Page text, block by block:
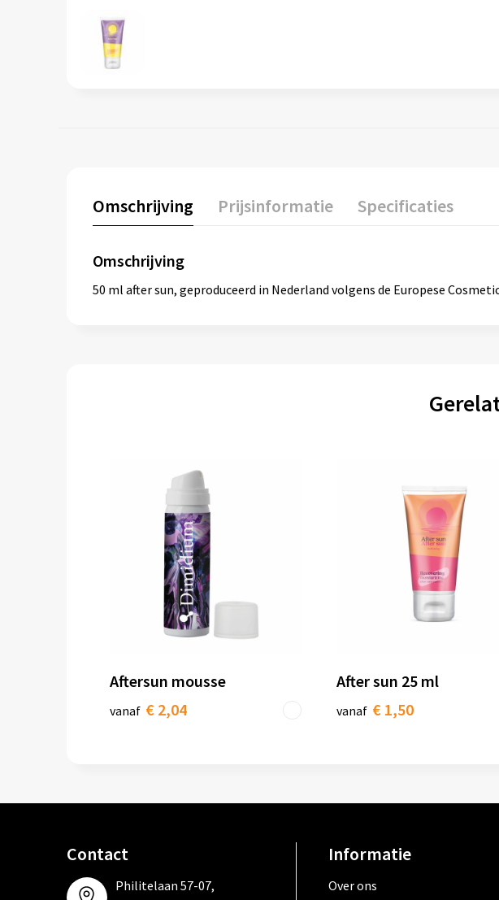
Omschrijving Prijsinformatie Specificaties
Omschrijving
50 ml after sun, geproduceerd in Nederland volgens de Europese
Aftersun mousse
vanaf € 2,04
After sun 25 ml
vanaf € 1,50
Contact
Philitelaan 57-07,
Informatie
Over ons